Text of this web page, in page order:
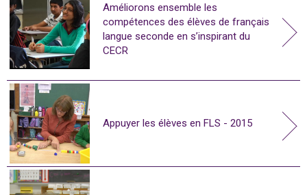
Améliorons ensemble les
compétences des élèves de français
langue seconde en s’inspirant du
CECR
Appuyer les élèves en FLS - 2015